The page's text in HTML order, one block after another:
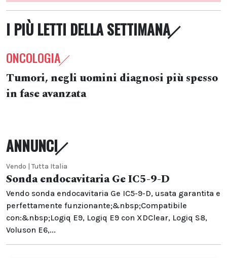
I PIÙ LETTI DELLA SETTIMANA
ONCOLOGIA
Tumori, negli uomini diagnosi più spesso
in fase avanzata
ANNUNCI
Vendo | Tutta Italia
Sonda endocavitaria Ge IC5-9-D
Vendo sonda endocavitaria Ge IC5-9-D, usata garantita e
perfettamente funzionante;&nbsp;Compatibile
con:&nbsp;Logiq E9, Logiq E9 con XDClear, Logiq S8,
Voluson E6,...